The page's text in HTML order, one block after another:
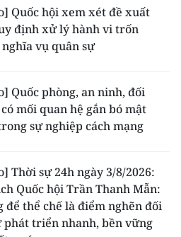
Quốc hội xem xét đề xuất
định xử lý hành vi trốn
vụ quân sự
Quốc phòng, an ninh, đối
mối quan hệ gắn bó mật
sự nghiệp cách mạng
Thời sự 24h ngày 3/8/2026:
Quốc hội Trần Thanh Mẫn:
để thể chế là điểm nghẽn đối
phát triển nhanh, bền vững